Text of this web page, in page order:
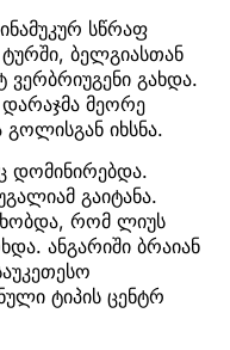
სწრაფ
ბელგიასთან
ვერბრიუგენი გახდა.
მეორე
გოლისგან იხსნა.
დომინირებდა.
გაიტანა.
რომ ლიუს
ანგარიში ბრაიან
ტიპის ცენტრ